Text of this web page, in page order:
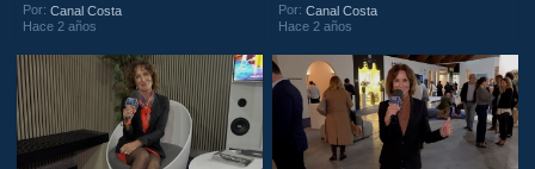
Por:Canal Costa
Hace 2 años
Por:Canal Costa
Hace 2 años